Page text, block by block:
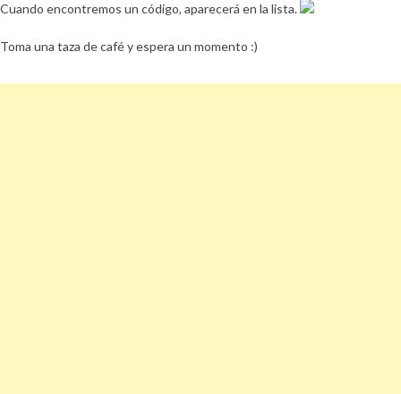
Cuando encontremos un código, aparecerá en la lista.
Toma una taza de café y espera un momento :)